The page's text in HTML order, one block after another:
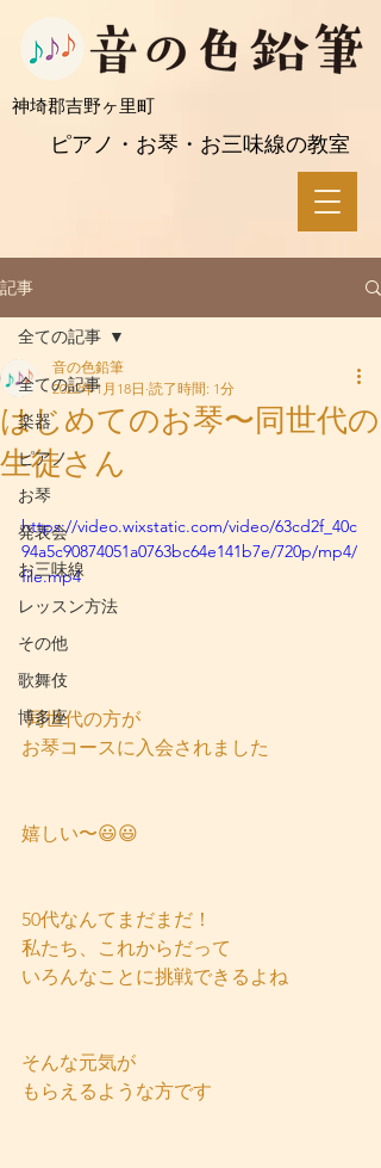
ピアノ・お琴・お三味線の教室
​神埼郡吉野ヶ里町
記事
全ての記事
楽器
ピアノ
お琴
発表会
お三味線
レッスン方法
その他
歌舞伎
博多座
全ての記事
はじめてのお琴〜同世代の
生徒さん
音の色鉛筆
2022年1月18日 読了時間: 1分
https://video.wixstatic.com/video/63cd2f_40c
94a5c90874051a0763bc64e141b7e/720p/mp4/
file.mp4
同世代の方が
お琴コースに入会されました
嬉しい〜😃😃
50代なんてまだまだ！
私たち、これからだって
いろんなことに挑戦できるよね
そんな元気が
もらえるような方です